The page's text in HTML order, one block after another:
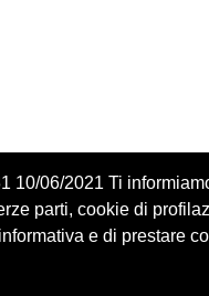
10/06/2021 Ti
parti, cookie di
e di prestare